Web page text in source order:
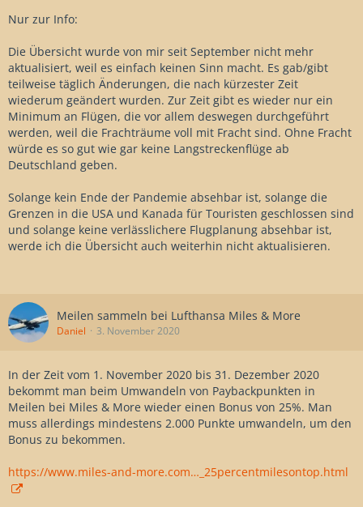
Nur zur Info:
Die Übersicht wurde von mir seit September nicht mehr
aktualisiert, weil es einfach keinen Sinn macht. Es gab/gibt
teilweise täglich Änderungen, die nach kürzester Zeit
wiederum geändert wurden. Zur Zeit gibt es wieder nur ein
Minimum an Flügen, die vor allem deswegen durchgeführt
werden, weil die Frachträume voll mit Fracht sind. Ohne Fracht
würde es so gut wie gar keine Langstreckenflüge ab
Deutschland geben.
Solange kein Ende der Pandemie absehbar ist, solange die
Grenzen in die USA und Kanada für Touristen geschlossen sind
und solange keine verlässlichere Flugplanung absehbar ist,
werde ich die Übersicht auch weiterhin nicht aktualisieren.
Meilen sammeln bei Lufthansa Miles & More
Daniel 3. November 2020
In der Zeit vom 1. November 2020 bis 31. Dezember 2020
bekommt man beim Umwandeln von Paybackpunkten in
Meilen bei Miles & More wieder einen Bonus von 25%. Man
muss allerdings mindestens 2.000 Punkte umwandeln, um den
Bonus zu bekommen.
https://www.miles-and-more.com…_25percentmilesontop.html